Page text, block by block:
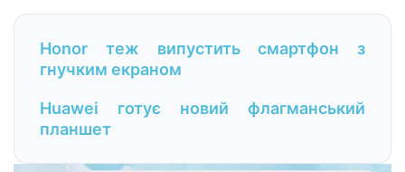
Honor теж випустить смартфон з
гнучким екраном
Huawei готує новий флагманський
планшет